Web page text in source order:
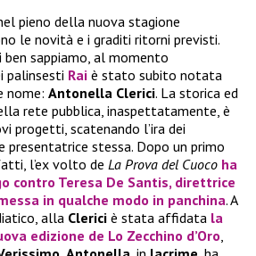
pieno della nuova stagione
le novità e i graditi ritorni previsti.
sappiamo, al momento
palinsesti Rai è stato subito notata
nome: Antonella Clerici. La storica ed
rete pubblica, inaspettatamente, è
progetti, scatenando l’ira dei
stessa. Dopo un primo
l’ex volto de La Prova del Cuoco ha
contro Teresa De Santis, direttrice
in qualche modo in panchina. A
alla Clerici è stata affidata la
edizione de Lo Zecchino d’Oro,